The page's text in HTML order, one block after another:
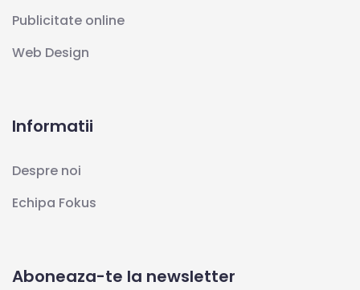
Publicitate online
Web Design
Informatii
Despre noi
Echipa Fokus
Aboneaza-te la newsletter